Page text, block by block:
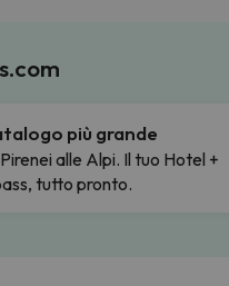
più grande
alle Alpi. Il tuo Hotel +
tutto pronto.